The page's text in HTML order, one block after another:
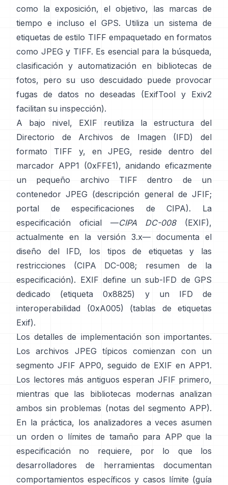
como la exposición, el objetivo, las marcas de
tiempo e incluso el GPS. Utiliza un sistema de
etiquetas de estilo TIFF empaquetado en formatos
como JPEG y TIFF. Es esencial para la búsqueda,
clasificación y automatización en bibliotecas de
fotos, pero su uso descuidado puede provocar
fugas de datos no deseadas (ExifTool y Exiv2
facilitan su inspección).
A bajo nivel, EXIF reutiliza la estructura del
Directorio de Archivos de Imagen (IFD) del
formato TIFF y, en JPEG, reside dentro del
marcador APP1 (0xFFE1), anidando eficazmente
un pequeño archivo TIFF dentro de un
contenedor JPEG (descripción general de JFIF;
portal de especificaciones de CIPA). La
especificación oficial —CIPA DC-008(EXIF),
actualmente en la versión 3.x— documenta el
diseño del IFD, los tipos de etiquetas y las
restricciones (CIPA DC-008; resumen de la
especificación). EXIF define un sub-IFD de GPS
dedicado (etiqueta 0x8825) y un IFD de
interoperabilidad (0xA005) (tablas de etiquetas
Exif).
Los detalles de implementación son importantes.
Los archivos JPEG típicos comienzan con un
segmento JFIF APP0, seguido de EXIF en APP1.
Los lectores más antiguos esperan JFIF primero,
mientras que las bibliotecas modernas analizan
ambos sin problemas (notas del segmento APP).
En la práctica, los analizadores a veces asumen
un orden o límites de tamaño para APP que la
especificación no requiere, por lo que los
desarrolladores de herramientas documentan
comportamientos específicos y casos límite (guía